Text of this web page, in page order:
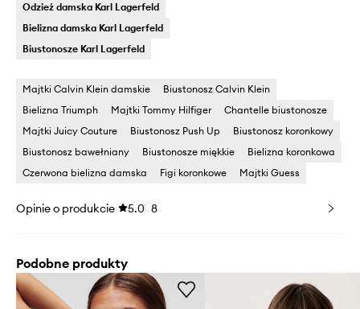
Odzież damska Karl Lagerfeld
Bielizna damska Karl Lagerfeld
Biustonosze Karl Lagerfeld
Majtki Calvin Klein damskie
Biustonosz Calvin Klein
Bielizna Triumph
Majtki Tommy Hilfiger
Chantelle biustonosze
Majtki Juicy Couture
Biustonosz Push Up
Biustonosz koronkowy
Biustonosz bawełniany
Biustonosze miękkie
Bielizna koronkowa
Czerwona bielizna damska
Figi koronkowe Majtki Guess
Opinie o produkcie 5.0 8
Podobne produkty